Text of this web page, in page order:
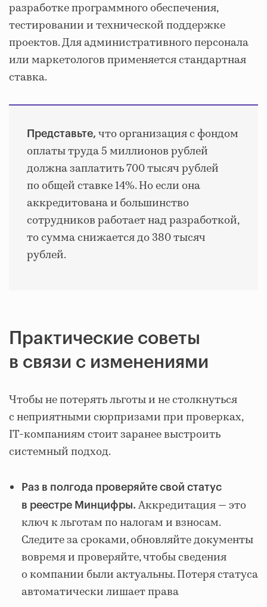
разработке программного обеспечения,
тестировании и технической поддержке
проектов. Для административного персонала
или маркетологов применяется стандартная
ставка.
Представьте, что организация с фондом
оплаты труда 5 миллионов рублей
должна заплатить 700 тысяч рублей
по общей ставке 14%. Но если она
аккредитована и большинство
сотрудников работает над разработкой,
то сумма снижается до 380 тысяч
рублей.
Практические советы
в связи с изменениями
Чтобы не потерять льготы и не столкнуться
с неприятными сюрпризами при проверках,
IT-компаниям стоит заранее выстроить
системный подход.
Раз в полгода проверяйте свой статус
в реестре Минцифры. Аккредитация — это
ключ к льготам по налогам и взносам.
Следите за сроками, обновляйте документы
вовремя и проверяйте, чтобы сведения
о компании были актуальны. Потеря статуса
автоматически лишает права